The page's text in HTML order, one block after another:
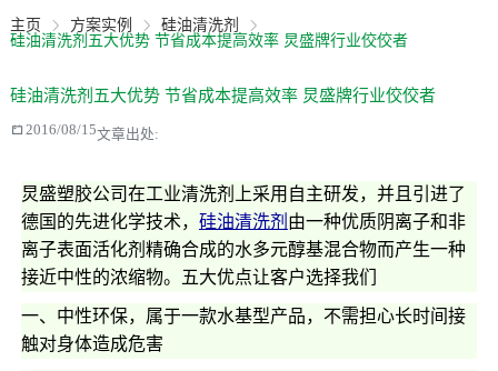
主页 方案实例
硅油清洗剂
硅油清洗剂五大优势 节省成本提高效率 炅盛牌行业佼佼者
硅油清洗剂五大优势 节省成本提高效率 炅盛牌行业佼佼者
 2016/08/15文章出处:
炅盛塑胶公司在工业清洗剂上采用自主研发，并且引进了
德国的先进化学技术， 硅油清洗剂 由一种优质阴离子和非
离子表面活化剂精确合成的水多元醇基混合物而产生一种
接近中性的浓缩物。五大优点让客户选择我们
一、中性环保，属于一款水基型产品，不需担心长时间接
触对身体造成危害